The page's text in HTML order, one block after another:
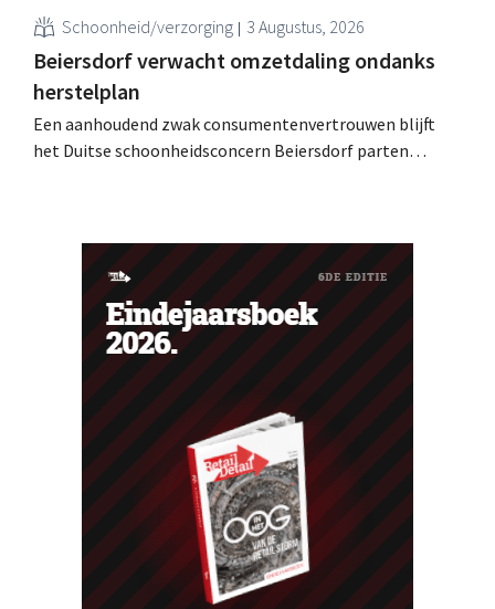
Schoonheid/verzorging 3 Augustus, 2026
Beiersdorf verwacht omzetdaling ondanks
herstelplan
Een aanhoudend zwak consumentenvertrouwen blijft
het Duitse schoonheidsconcern Beiersdorf parten